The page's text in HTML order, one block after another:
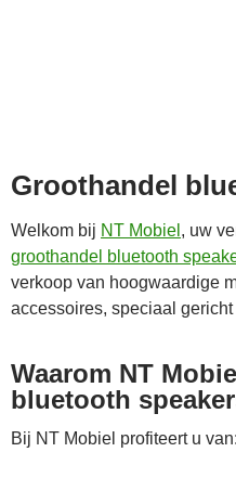
Groothandel
Welkom bij NT Mobiel , uw
groothandel bluetooth
verkoop van hoogwaardige
accessoires, speciaal
Waarom NT
bluetooth
Bij NT Mobiel profiteert u van: